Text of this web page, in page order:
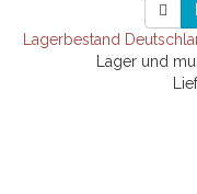
Lagerbestand
Lager und